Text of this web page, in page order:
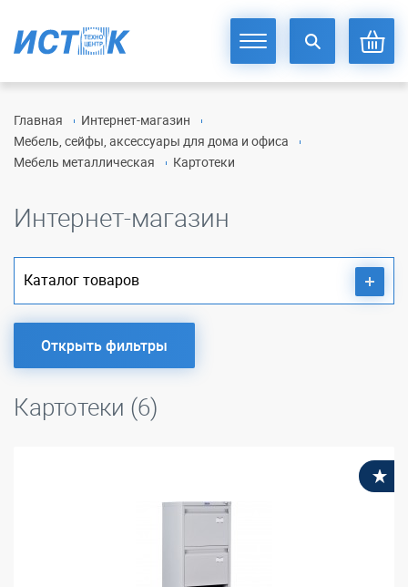
Главная
Интернет-магазин
Мебель, сейфы, аксессуары для дома и офиса
Мебель металлическая
Картотеки
Интернет-магазин
Каталог товаров
Открыть фильтры
Картотеки (6)